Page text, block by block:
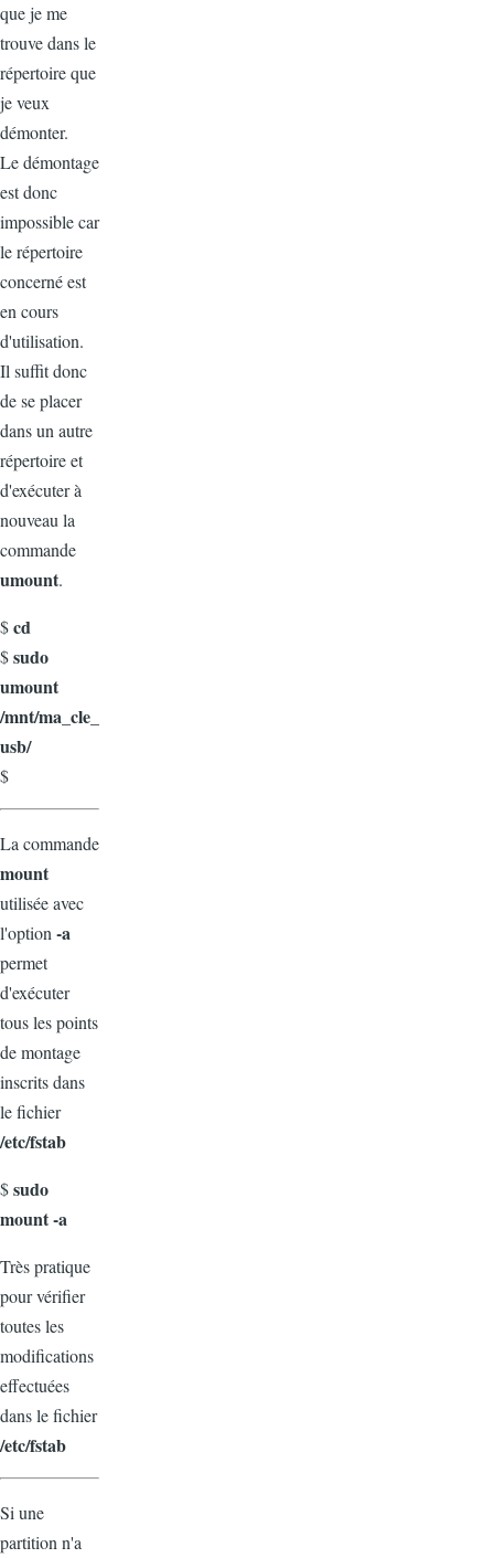
que je me
trouve dans le
répertoire que
je veux
démonter.
Le démontage
est donc
impossible car
le répertoire
concerné est
en cours
d'utilisation.
Il suffit donc
de se placer
dans un autre
répertoire et
d'exécuter à
nouveau la
commande
umount.
$cd
$sudo
umount
/mnt/ma_cle_
usb/
$
La commande
mount
utilisée avec
l'option -a
permet
d'exécuter
tous les points
de montage
inscrits dans
le fichier
/etc/fstab
$sudo
mount -a
Très pratique
pour vérifier
toutes les
modifications
effectuées
dans le fichier
/etc/fstab
Si une
partition n'a